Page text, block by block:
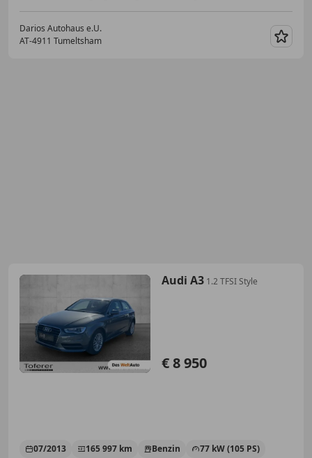
Darios Autohaus e.U.
AT-4911 Tumeltsham
Audi A3 1.2 TFSI Style
€ 8 950
07/2013 165 997 km Benzin
77 kW (105 PS)